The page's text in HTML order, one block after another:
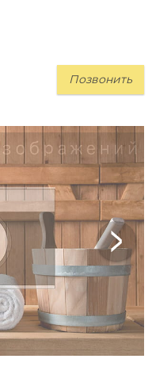
Позвонить